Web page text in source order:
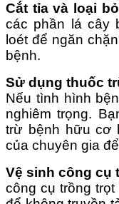
Cắt tỉa và loại
các phần lá cây
loét để ngăn
bệnh.
Sử dụng thuốc
Nếu tình hình
nghiêm trọng.
trừ bệnh hữu cơ
của chuyên gia
Vệ sinh công cụ
công cụ trồng